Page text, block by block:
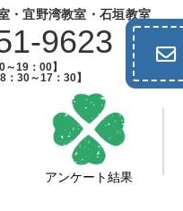
・宜野湾教室・石垣教室
9623
～19：00】
：30～17：30】
アンケート結果